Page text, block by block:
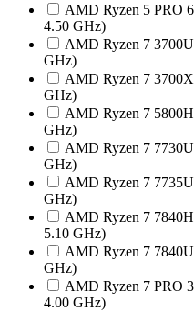
AMD Ryzen 5 PRO
4.50 GHz)
AMD Ryzen 7
GHz)
AMD Ryzen 7
GHz)
AMD Ryzen 7
GHz)
AMD Ryzen 7
GHz)
AMD Ryzen 7
GHz)
AMD Ryzen 7
5.10 GHz)
AMD Ryzen 7
GHz)
AMD Ryzen 7 PRO
4.00 GHz)